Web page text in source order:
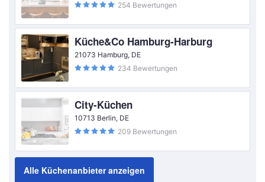
254 Bewertungen
Küche&Co Hamburg-Harburg
21073 Hamburg, DE
234 Bewertungen
City-Küchen
10713 Berlin, DE
209 Bewertungen
Alle Küchenanbieter anzeigen